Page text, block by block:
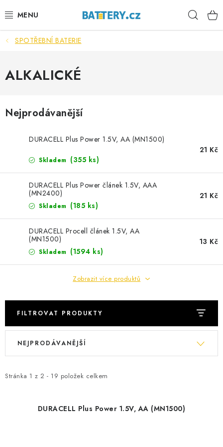
na
VÝHODNÉ SETY
SLUŽBY
MOTOBATERIE
STANIČNÍ BATERIE
BATERIOVÉ BOXY
LITHIOVÉ BATERIE
MĚNIČE NAPĚTÍ
FOTOVOLTAIKA
STARTOVACÍ ZDROJE
TESTERY BATERIÍ
BATERIE PRO VYSAVAČE
SPOTŘEBNÍ BATERIE
ALKALICKÉ
Nejprodávanější
DURACELL Plus Power 1.5V, AA (MN1500)
Skladem (355 ks)
21 Kč
DURACELL Plus Power článek 1.5V, AAA
(MN2400)
Skladem (185 ks)
21 Kč
DURACELL Procell článek 1.5V, AA
(MN1500)
Skladem (1594 ks)
13 Kč
Zobrazit více produktů
FILTROVAT PRODUKTY
V
i
Stránka 1 z 2 - 19 položek celkem
Ř
e
NEJPRODÁVANĚJŠÍ
DURACELL Plus Power 1.5V, AA (MN1500)